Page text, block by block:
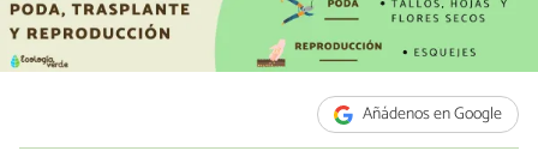
Añádenos en Google